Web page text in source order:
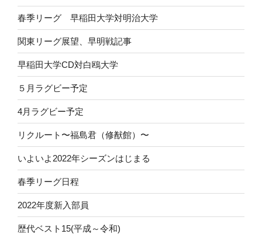
春季リーグ 早稲田大学対明治大学
関東リーグ展望、早明戦記事
早稲田大学CD対白鴎大学
５月ラグビー予定
4月ラグビー予定
リクルート〜福島君（修猷館）〜
いよいよ2022年シーズンはじまる
春季リーグ日程
2022年度新入部員
歴代ベスト15(平成～令和)